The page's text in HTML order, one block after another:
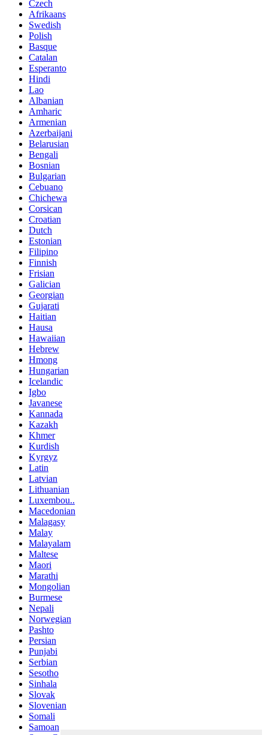
Czech
Afrikaans
Swedish
Polish
Basque
Catalan
Esperanto
Hindi
Lao
Albanian
Amharic
Armenian
Azerbaijani
Belarusian
Bengali
Bosnian
Bulgarian
Cebuano
Chichewa
Corsican
Croatian
Dutch
Estonian
Filipino
Finnish
Frisian
Galician
Georgian
Gujarati
Haitian
Hausa
Hawaiian
Hebrew
Hmong
Hungarian
Icelandic
Igbo
Javanese
Kannada
Kazakh
Khmer
Kurdish
Kyrgyz
Latin
Latvian
Lithuanian
Luxembou..
Macedonian
Malagasy
Malay
Malayalam
Maltese
Maori
Marathi
Mongolian
Burmese
Nepali
Norwegian
Pashto
Persian
Punjabi
Serbian
Sesotho
Sinhala
Slovak
Slovenian
Somali
Samoan